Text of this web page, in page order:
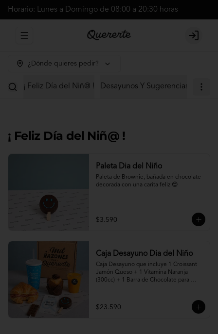
Horario: Lunes a Domingo de 08:00 a 20:30 horas
Abrir menu de navegación Login
¿Dónde quieres pedir?
¡ Feliz Día del Niñ@ ! Desayunos Y Sugerencias
¡ Feliz Día del Niñ@ !
Paleta Dia del Niño
Paleta de Brownie, bañada en chocolate
decorada con una carita feliz 😊
$3.590
Caja Desayuno Dia del Niño
Caja Desayuno que incluye 1 Croissant
Jamón Queso + 1 Vitamina Naranja
(300cc) + 1 Barra de Chocolate para
en chocolate + 1 vaso reutilizable con la
frase " Quererte me hace Feliz".
$23.590